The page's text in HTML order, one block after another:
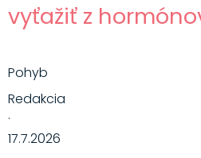
vyťažiť z
Pohyb
Redakcia
·
17.7.2026